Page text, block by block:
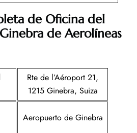
de Oficina del
de Aerolíneas
Rte de l’Aéroport 21,
1215 Ginebra, Suiza
Aeropuerto de Ginebra